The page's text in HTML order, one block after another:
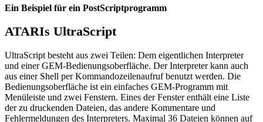
Ein Beispiel für ein PostScriptprogramm
ATARIs UltraScript
UltraScript besteht aus zwei Teilen: Dem eigentlichen Interpreter
und einer GEM-Bedienungsoberfläche. Der Interpreter kann auch
aus einer Shell per Kommandozeilenaufruf benutzt werden. Die
Bedienungsoberfläche ist ein einfaches GEM-Programm mit
Menüleiste und zwei Fenstern. Eines der Fenster enthält eine Liste
der zu druckenden Dateien, das andere Kommentare und
Fehlermeldungen des Interpreters. Maximal 36 Dateien können auf